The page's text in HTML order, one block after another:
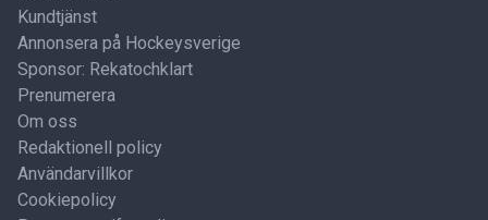
Kundtjänst
Annonsera på Hockeysverige
Sponsor: Rekatochklart
Prenumerera
Om oss
Redaktionell policy
Användarvillkor
Cookiepolicy